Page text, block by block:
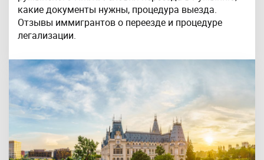
какие документы нужны, процедура выезда.
Отзывы иммигрантов о переезде и процедуре
легализации.